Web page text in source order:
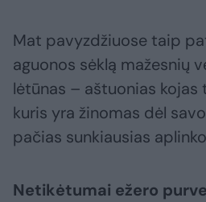
Mat pavyzdžiuose taip
aguonos sėklą mažesnių
lėtūnas – aštuonias
kuris yra žinomas dėl
pačias sunkiausias
Netikėtumai ežero purve